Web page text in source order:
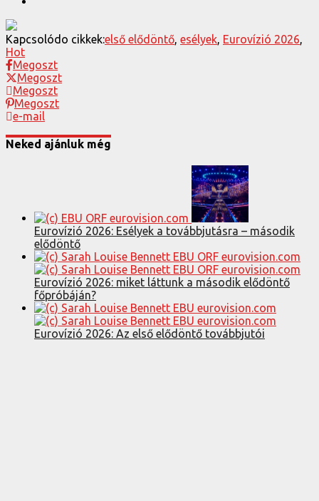
Kapcsolódo cikkek:első elődöntő esélyek Eurovízió 2026
Hot
Megoszt
Megoszt
Megoszt
Megoszt
e-mail
Neked ajánluk még
Eurovízió 2026: Esélyek a továbbjutásra – második
elődöntő
Eurovízió 2026: miket láttunk a második elődöntő
főpróbáján?
Eurovízió 2026: Az első elődöntő továbbjutói